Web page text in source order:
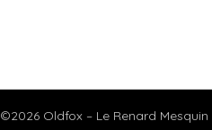
©2026 Oldfox – Le Renard Mesquin